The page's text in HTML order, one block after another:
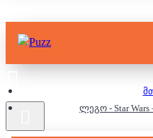
ლეგო - Star Wars